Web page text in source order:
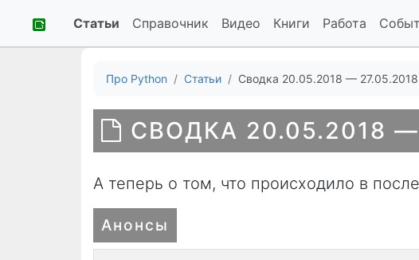
Статьи Справочник Видео Книги Работа
Про Python Статьи Сводка 20.05.2018 — 27.05.2018
СВОДКА 20.05.2018 —
А теперь о том, что происходило в
Анонсы